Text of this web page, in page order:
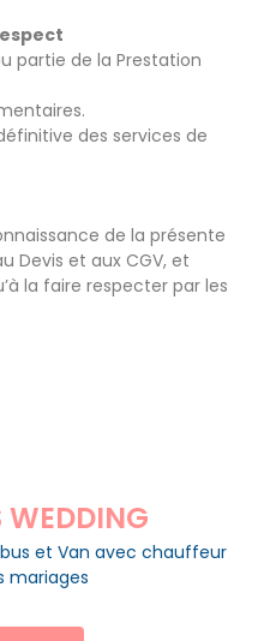
partie de la Prestation
des services de
de la présente
Devis et aux CGV, et
la faire respecter par les
WEDDING
et Van avec chauffeur
mariages